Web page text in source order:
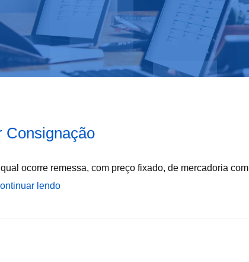
Consignação
ocorre remessa, com preço fixado, de mercadoria com
lendo